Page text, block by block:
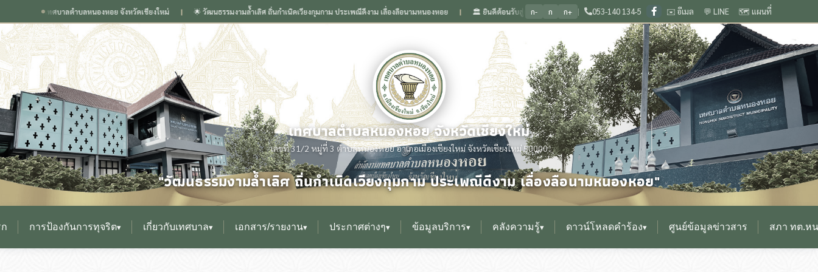
บลหนองหอย จังหวัดเชียงใหม่ ❙ 🌟 วัฒนธรรมงามล้ำเลิศ ถิ่นกำเนิดเวียงกุมกาม ประเพณีดีงาม เลื่องลือนามหนองหอย ❙ 🏛️ ยินดีต้อนรับสู่เว็บไซต์ สำนักงานเทศบาลตำบลหนองหอย จังหวัดเชียงใหม่ 🌟 วัฒนธรรมงามล้ำเลิศ ถิ่นกำเนิดเวียงกุมกาม ปร
ก- ก ก+ | 053-140 134-5 ✉️ อีเมล 💬 LINE 🗺️ แผนที่
เทศบาลตำบลหนองหอย จังหวัดเชียงใหม่
เลขที่ 31/2 หมู่ที่ 3 ตำบลหนองหอย อำเภอเมืองเชียงใหม่ จังหวัดเชียงใหม่ 50000
"วัฒนธรรมงามล้ำเลิศ ถิ่นกำเนิดเวียงกุมกาม ประเพณีดีงาม เลื่องลือนามหนองหอย"
การป้องกันการทุจริต▾ เกี่ยวกับเทศบาล▾ เอกสาร/รายงาน▾ ประกาศต่างๆ▾ ข้อมูลบริการ▾ คลังความรู้▾ ดาวน์โหลดคำร้อง▾ ศูนย์ข้อมูลข่าวสาร สภา ทต.ห